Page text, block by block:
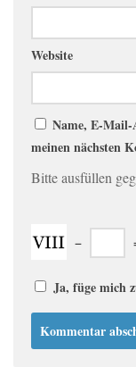
Website
Name, E-Mail-
meinen nächsten
Bitte ausfüllen
−
Ja, füge mich